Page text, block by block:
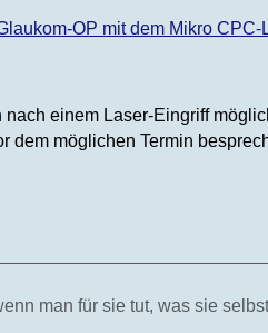
OP mit dem Mikro
einem Laser-Eingriff
dem möglichen Termin
man für sie tut, was sie